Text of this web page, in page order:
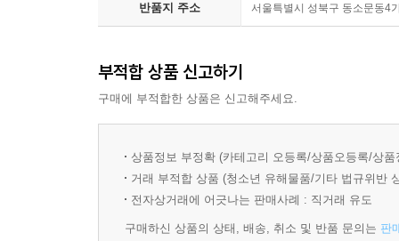
반품지 주소 서울특별시 성북구 동소문동4
부적합 상품 신고하기
구매에 부적합한 상품은 신고해주세요.
상품정보 부정확 (카테고리 오등록/상품오등록/상
거래 부적합 상품 (청소년 유해물품/기타 법규위반
전자상거래에 어긋나는 판매사례 : 직거래 유도
구매하신 상품의 상태, 배송, 취소 및 반품 문의는 판